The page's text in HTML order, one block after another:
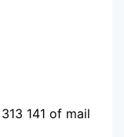
141 of mail